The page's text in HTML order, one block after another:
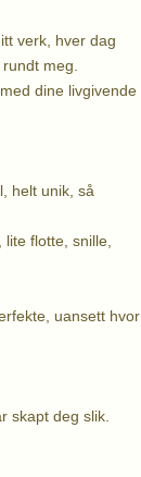
verk, hver dag
meg.
dine livgivende
helt unik, så
flotte, snille,
uansett hvor
skapt deg slik.